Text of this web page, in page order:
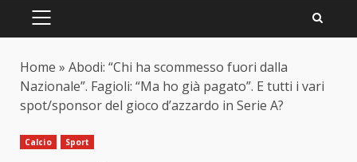
PRIMARY
Home » Abodi: “Chi ha scommesso fuori dalla
Nazionale”. Fagioli: “Ma ho già pagato”. E tutti i vari
spot/sponsor del gioco d’azzardo in Serie A?
Calcio Sport